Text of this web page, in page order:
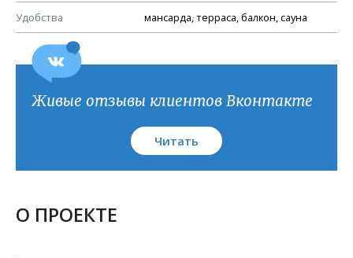
Удобства мансарда, терраса, балкон, сауна
План кровли
Живые отзывы клиентов Вконтакте
Читать
О ПРОЕКТЕ